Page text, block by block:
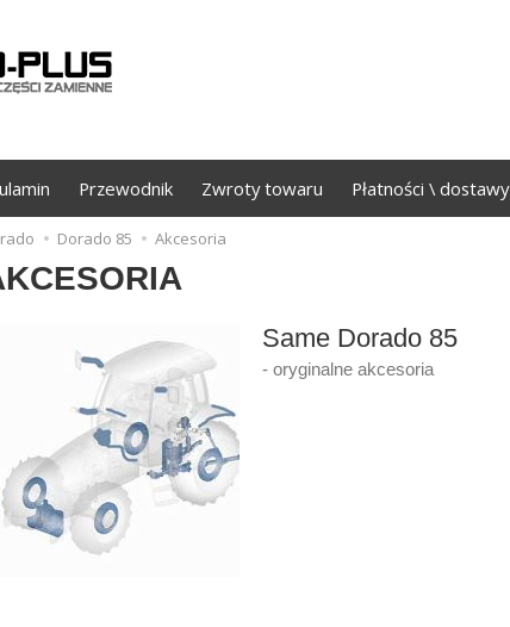
Przewodnik Zwroty towaru Płatności \ dostawy
Dorado 85 Akcesoria
Same Dorado 85
- oryginalne akcesoria